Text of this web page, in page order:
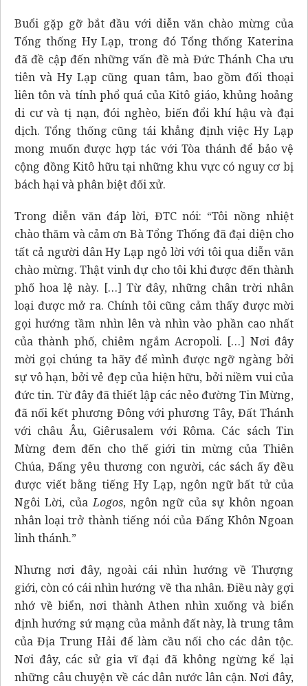
Buổi gặp gỡ bắt đầu với diễn văn chào mừng của
Tổng thống Hy Lạp, trong đó Tổng thống Katerina
đã đề cập đến những vấn đề mà Đức Thánh Cha ưu
tiên và Hy Lạp cũng quan tâm, bao gồm đối thoại
liên tôn và tính phổ quá của Kitô giáo, khủng hoảng
di cư và tị nạn, đói nghèo, biến đổi khí hậu và đại
dịch. Tổng thống cũng tái khẳng định việc Hy Lạp
mong muốn được hợp tác với Tòa thánh để bảo vệ
cộng đồng Kitô hữu tại những khu vực có nguy cơ bị
bách hại và phân biệt đối xử.
Trong diễn văn đáp lời, ĐTC nói: “Tôi nồng nhiệt
chào thăm và cảm ơn Bà Tổng Thống đã đại diện cho
tất cả người dân Hy Lạp ngỏ lời với tôi qua diễn văn
chào mừng. Thật vinh dự cho tôi khi được đến thành
phố hoa lệ này. […] Từ đây, những chân trời nhân
loại được mở ra. Chính tôi cũng cảm thấy được mời
gọi hướng tầm nhìn lên và nhìn vào phần cao nhất
của thành phố, chiêm ngắm Acropoli. […] Nơi đây
mời gọi chúng ta hãy để mình được ngỡ ngàng bởi
sự vô hạn, bởi vẻ đẹp của hiện hữu, bởi niềm vui của
đức tin. Từ đây đã thiết lập các nẻo đường Tin Mừng,
đã nối kết phương Đông với phương Tây, Đất Thánh
với châu Âu, Giêrusalem với Rôma. Các sách Tin
Mừng đem đến cho thế giới tin mừng của Thiên
Chúa, Đấng yêu thương con người, các sách ấy đều
được viết bằng tiếng Hy Lạp, ngôn ngữ bất tử của
Ngôi Lời, củaLogos, ngôn ngữ của sự khôn ngoan
nhân loại trở thành tiếng nói của Đấng Khôn Ngoan
linh thánh.”
Nhưng nơi đây, ngoài cái nhìn hướng về Thượng
giới, còn có cái nhìn hướng về tha nhân. Điều này gợi
nhớ về biển, nơi thành Athen nhìn xuống và biển
định hướng sứ mạng của mảnh đất này, là trung tâm
của Địa Trung Hải để làm cầu nối cho các dân tộc.
Nơi đây, các sử gia vĩ đại đã không ngừng kể lại
những câu chuyện về các dân nước lân cận. Nơi đây,